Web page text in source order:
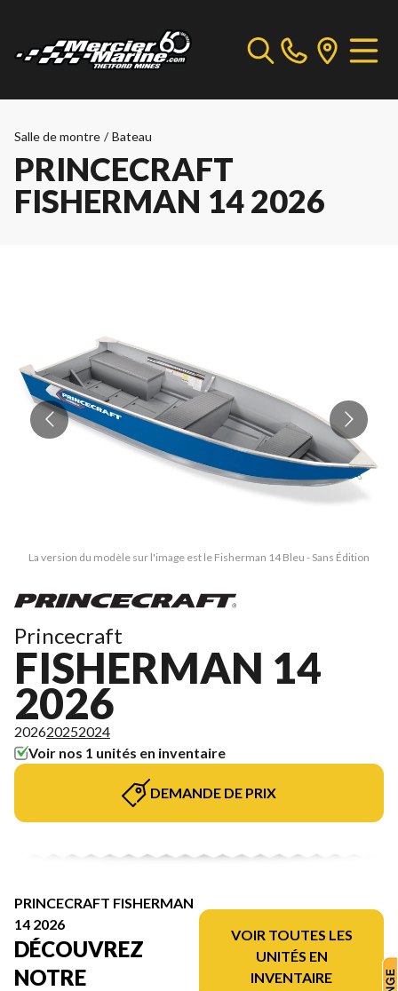
Salle de montre / Bateau
PRINCECRAFT
FISHERMAN 14 2026
La version du modèle sur l'image est le Fisherman 14 Bleu - Sans Édition
Princecraft
FISHERMAN 14
2026
202620252024
Voir nos 1 unités en inventaire
DEMANDE DE PRIX
PRINCECRAFT FISHERMAN
14 2026
DÉCOUVREZ
NOTRE
VOIR TOUTES LES
UNITÉS EN
INVENTAIRE